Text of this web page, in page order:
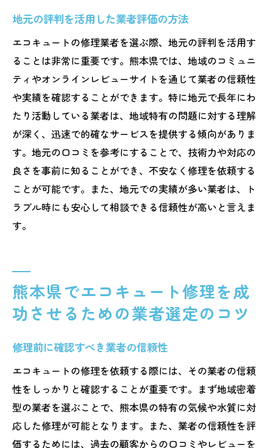
地元の評判を活用した業者評価の方法
エコキュートの修理業者を選ぶ際、地元の評判を活用す
ることは非常に重要です。熊本県では、地域のコミュニ
ティやオンラインレビューサイトを通じて業者の信頼性
や実績を確認することができます。特に地元で長年にわ
たり活動している業者は、地域特有の問題に対する理解
が深く、迅速で的確なサービスを提供する傾向がありま
す。地元の口コミを参考にすることで、技術力や対応の
良さを事前に知ることができ、不安なく修理を依頼する
ことが可能です。また、地元での実績が多い業者は、ト
ラブル時にも安心して相談できる信頼性が高いと言えま
す。
熊本県でエコキュート修理を成
功させるための業者選定のコツ
修理前に確認すべき業者の信頼性
エコキュートの修理を依頼する際には、その業者の信頼
性をしっかりと確認することが重要です。まず地域密着
型の業者を選ぶことで、熊本県の特有の気候や水質に対
応した修理が可能となります。また、業者の信頼性を評
価するためには、過去の顧客からの口コミやレビューを